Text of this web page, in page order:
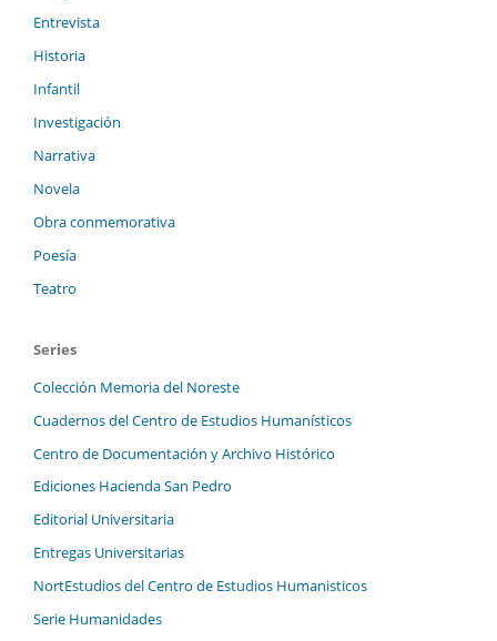
Entrevista
Historia
Infantil
Investigación
Narrativa
Novela
Obra conmemorativa
Poesía
Teatro
Series
Colección Memoria del Noreste
Cuadernos del Centro de Estudios Humanísticos
Centro de Documentación y Archivo Histórico
Ediciones Hacienda San Pedro
Editorial Universitaria
Entregas Universitarias
NortEstudios del Centro de Estudios Humanisticos
Serie Humanidades